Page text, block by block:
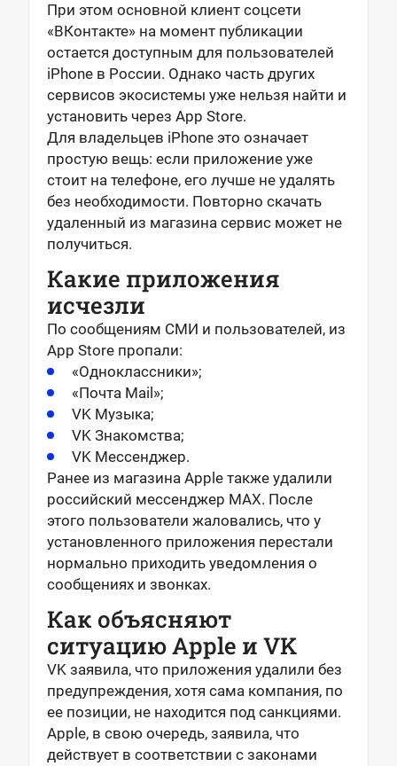
При этом основной клиент соцсети
«ВКонтакте» на момент публикации
остается доступным для пользователей
iPhone в России. Однако часть других
сервисов экосистемы уже нельзя найти и
установить через App Store.
Для владельцев iPhone это означает
простую вещь: если приложение уже
стоит на телефоне, его лучше не удалять
без необходимости. Повторно скачать
удаленный из магазина сервис может не
получиться.
Какие приложения
исчезли
По сообщениям СМИ и пользователей, из
App Store пропали:
«Одноклассники»;
«Почта Mail»;
VK Музыка;
VK Знакомства;
VK Мессенджер.
Ранее из магазина Apple также удалили
российский мессенджер MAX. После
этого пользователи жаловались, что у
установленного приложения перестали
нормально приходить уведомления о
сообщениях и звонках.
Как объясняют
ситуацию Apple и VK
VK заявила, что приложения удалили без
предупреждения, хотя сама компания, по
ее позиции, не находится под санкциями.
Apple, в свою очередь, заявила, что
действует в соответствии с законами